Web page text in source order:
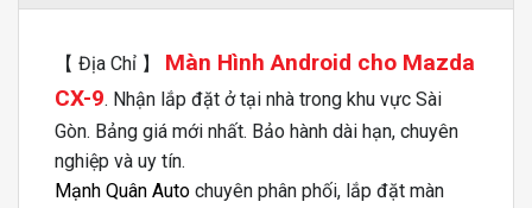
【 Địa Chỉ 】 Màn Hình Android cho Mazda
CX-9. Nhận lắp đặt ở tại nhà trong khu vực Sài
Gòn. Bảng giá mới nhất. Bảo hành dài hạn, chuyên
nghiệp và uy tín.
Mạnh Quân Auto chuyên phân phối, lắp đặt màn